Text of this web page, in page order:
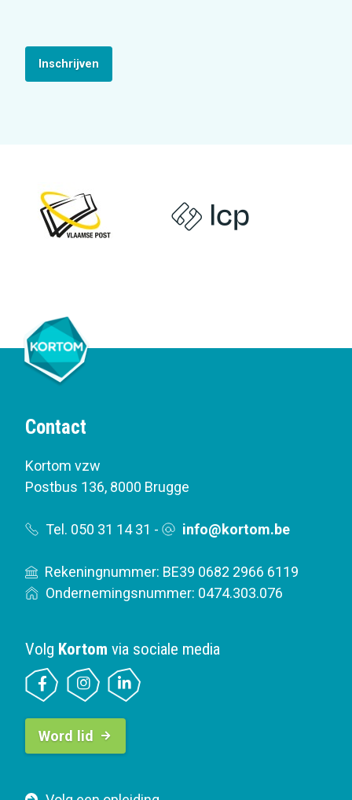
Inschrijven
Contact
Kortom vzw
Postbus 136, 8000 Brugge
Tel. 050 31 14 31 - info@kortom.be
Rekeningnummer: BE39 0682 2966 6119
Ondernemingsnummer: 0474.303.076
F
Volg Kortom via sociale media
B
t
Word lid